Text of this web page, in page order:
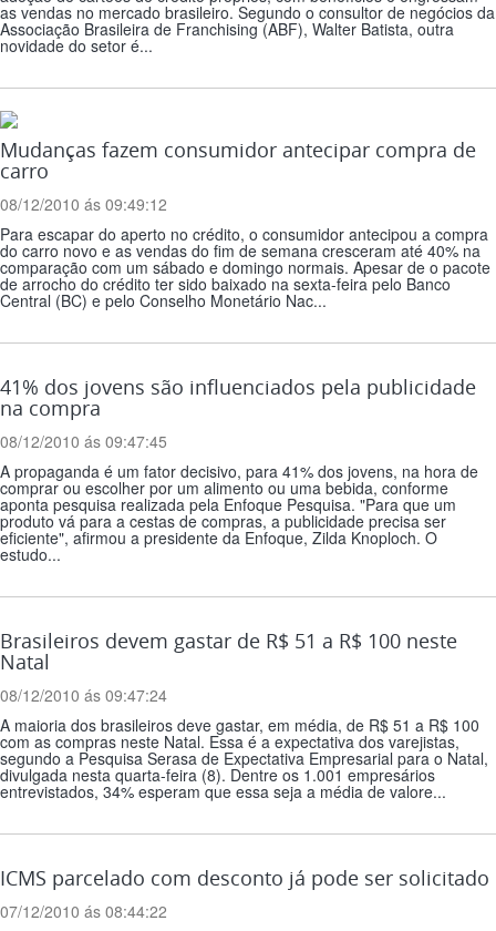
as vendas no mercado brasileiro. Segundo o consultor de negócios da
Associação Brasileira de Franchising (ABF), Walter Batista, outra
novidade do setor é...
Mudanças fazem consumidor antecipar compra de
carro
08/12/2010 ás 09:49:12
Para escapar do aperto no crédito, o consumidor antecipou a compra
do carro novo e as vendas do fim de semana cresceram até 40% na
comparação com um sábado e domingo normais. Apesar de o pacote
de arrocho do crédito ter sido baixado na sexta-feira pelo Banco
Central (BC) e pelo Conselho Monetário Nac...
41% dos jovens são influenciados pela publicidade
na compra
08/12/2010 ás 09:47:45
A propaganda é um fator decisivo, para 41% dos jovens, na hora de
comprar ou escolher por um alimento ou uma bebida, conforme
aponta pesquisa realizada pela Enfoque Pesquisa. "Para que um
produto vá para a cestas de compras, a publicidade precisa ser
eficiente", afirmou a presidente da Enfoque, Zilda Knoploch. O
estudo...
Brasileiros devem gastar de R$ 51 a R$ 100 neste
Natal
08/12/2010 ás 09:47:24
A maioria dos brasileiros deve gastar, em média, de R$ 51 a R$ 100
com as compras neste Natal. Essa é a expectativa dos varejistas,
segundo a Pesquisa Serasa de Expectativa Empresarial para o Natal,
divulgada nesta quarta-feira (8). Dentre os 1.001 empresários
entrevistados, 34% esperam que essa seja a média de valore...
ICMS parcelado com desconto já pode ser solicitado
07/12/2010 ás 08:44:22